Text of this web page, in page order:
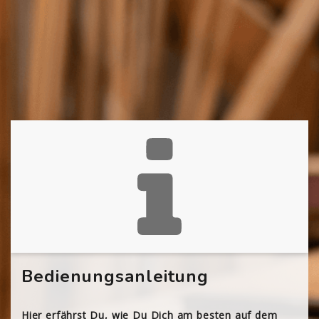
Bedienungsanleitung
Hier erfährst Du, wie Du Dich am besten auf dem